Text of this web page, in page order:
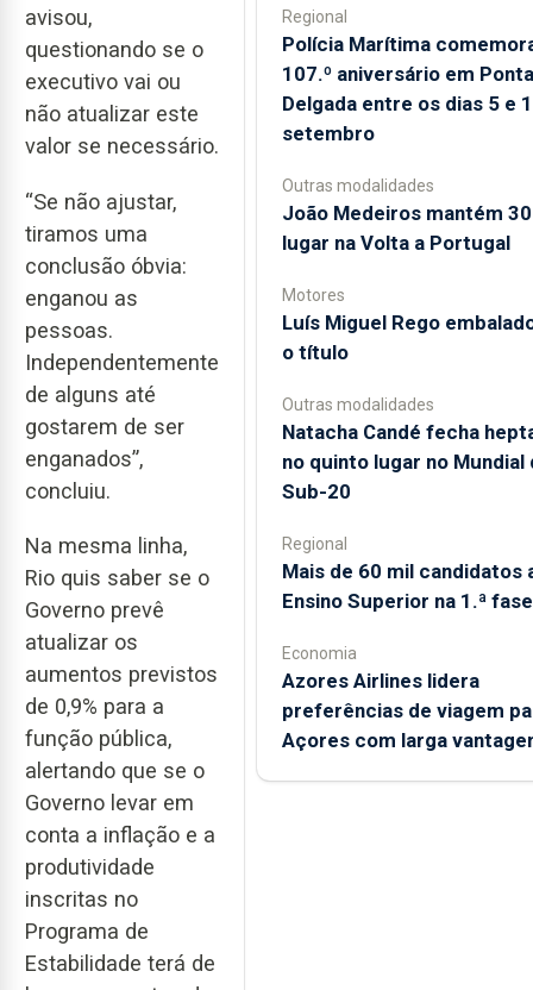
avisou,
questionando se o
executivo vai ou
não atualizar este
valor se necessário.
“Se não ajustar,
tiramos uma
conclusão óbvia:
enganou as
pessoas.
Independentemente
de alguns até
gostarem de ser
enganados”,
concluiu.
Na mesma linha,
Rio quis saber se o
Governo prevê
atualizar os
aumentos previstos
de 0,9% para a
função pública,
alertando que se o
Governo levar em
conta a inflação e a
produtividade
inscritas no
Programa de
Estabilidade terá de
Regional
Polícia Marítima
107.º aniversário em Ponta
Delgada entre os dias 5 e
setembro
Outras modalidades
João Medeiros mantém
lugar na Volta a Portugal
Motores
Luís Miguel Rego
o título
Outras modalidades
Natacha Candé fecha
no quinto lugar no Mundial
Sub-20
Regional
Mais de 60 mil candidatos
Ensino Superior na 1.ª fase
Economia
Azores Airlines lidera
preferências de viagem
Açores com larga